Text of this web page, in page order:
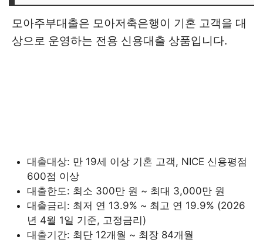
모아주부대출은 모아저축은행이 기혼 고객을 대
상으로 운영하는 전용 신용대출 상품입니다.
대출대상: 만 19세 이상 기혼 고객, NICE 신용평점
600점 이상
대출한도: 최소 300만 원 ~ 최대 3,000만 원
대출금리: 최저 연 13.9% ~ 최고 연 19.9% (2026
년 4월 1일 기준, 고정금리)
대출기간: 최단 12개월 ~ 최장 84개월